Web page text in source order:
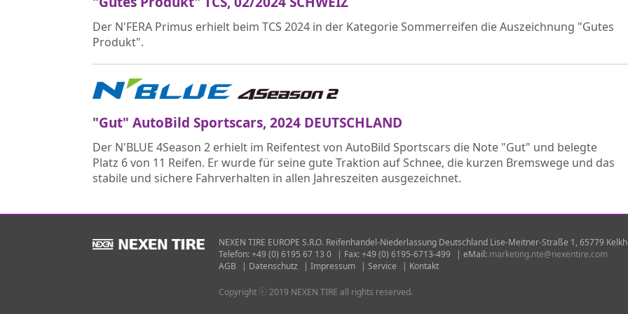
Der N'FERA Primus erhielt beim TCS 2024 in der Kategorie Sommerreifen die Auszeichnung "Gutes
Produkt".
"Gut" AutoBild Sportscars, 2024 DEUTSCHLAND
Der N'BLUE 4Season 2 erhielt im Reifentest von AutoBild Sportscars die Note "Gut" und belegte
Platz 6 von 11 Reifen. Er wurde für seine gute Traktion auf Schnee, die kurzen Bremswege und das
stabile und sichere Fahrverhalten in allen Jahreszeiten ausgezeichnet.
NEXEN TIRE EUROPE S.R.O. Reifenhandel-Niederlassung Deutschland Lise-Meitner-Straße 1, 65779
Telefon: +49 (0) 6195 67 13 0
| Fax: +49 (0) 6195-6713-499 | eMail: marketing.nte@nexentire.com
AGB
| Datenschutz | Impressum | Service | Kontakt
Copyright ⓒ 2019 NEXEN TIRE all rights reserved.